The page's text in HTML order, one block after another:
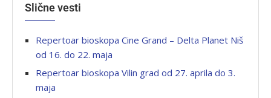
Slične vesti
Repertoar bioskopa Cine Grand – Delta Planet Niš
od 16. do 22. maja
Repertoar bioskopa Vilin grad od 27. aprila do 3.
maja